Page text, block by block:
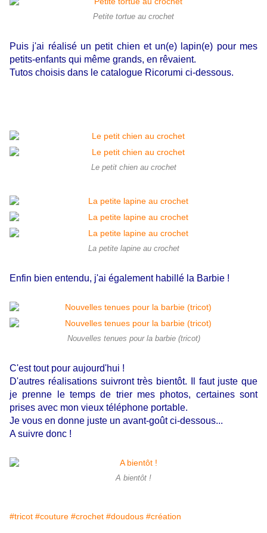
Petite tortue au crochet
Puis j'ai réalisé un petit chien et un(e) lapin(e) pour mes
petits-enfants qui même grands, en rêvaient.
Tutos choisis dans le catalogue Ricorumi ci-dessous.
Le petit chien au crochet
La petite lapine au crochet
Enfin bien entendu, j'ai également habillé la Barbie !
Nouvelles tenues pour la barbie (tricot)
C'est tout pour aujourd'hui !
D'autres réalisations suivront très bientôt. Il faut juste que
je prenne le temps de trier mes photos, certaines sont
prises avec mon vieux téléphone portable.
Je vous en donne juste un avant-goût ci-dessous...
A suivre donc !
A bientôt !
#tricot #couture #crochet #doudous #création